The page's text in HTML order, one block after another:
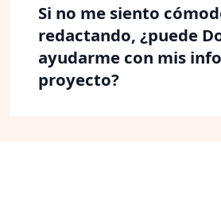
Si no me siento
redactando, ¿puede
ayudarme con mis
proyecto?